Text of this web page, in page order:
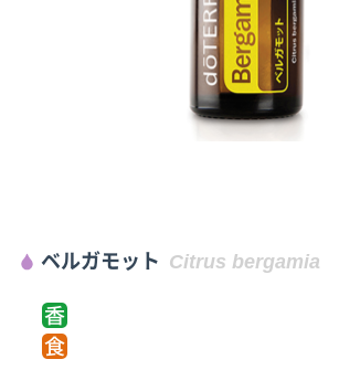
ベルガモット Citrus bergamia